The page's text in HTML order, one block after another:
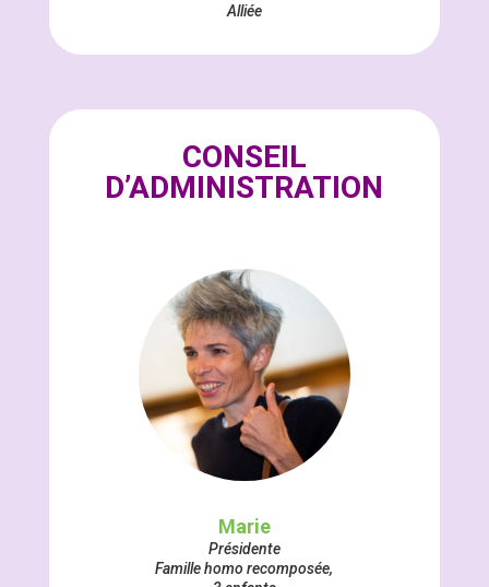
Alliée
CONSEIL
D’ADMINISTRATION
Marie
Présidente
Famille homo recomposée,